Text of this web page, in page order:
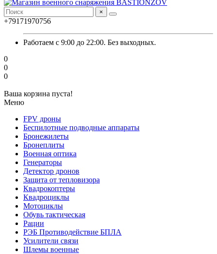
×
+79171970756
Работаем с 9:00 до 22:00. Без выходных.
0
0
0
Ваша корзина пуста!
Меню
FPV дроны
Беспилотные подводные аппараты
Бронежилеты
Бронеплиты
Военная оптика
Генераторы
Детектор дронов
Защита от тепловизора
Квадрокоптеры
Квадроциклы
Мотоциклы
Обувь тактическая
Рации
РЭБ Противодействие БПЛА
Усилители связи
Шлемы военные